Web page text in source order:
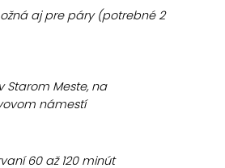
aj pre páry (potrebné 2
Starom Meste, na
námestí
60 až 120 minút